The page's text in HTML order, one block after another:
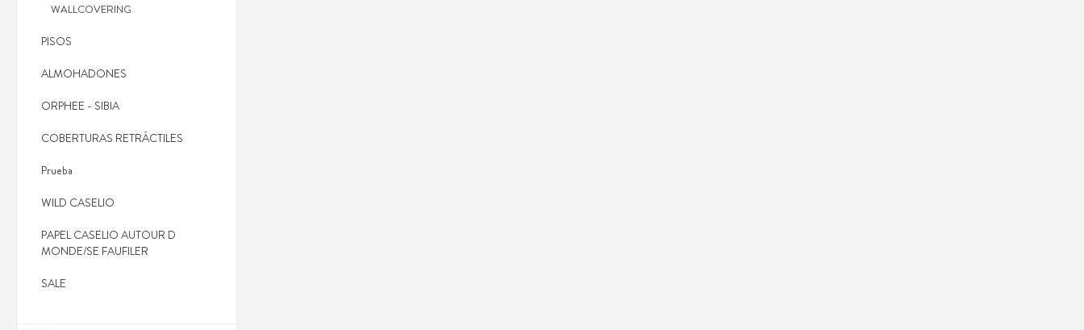
WALLCOVERING
PISOS
ALMOHADONES
ORPHEE - SIBIA
COBERTURAS RETRÁCTILES
Prueba
WILD CASELIO
PAPEL CASELIO AUTOUR D
MONDE/SE FAUFILER
SALE